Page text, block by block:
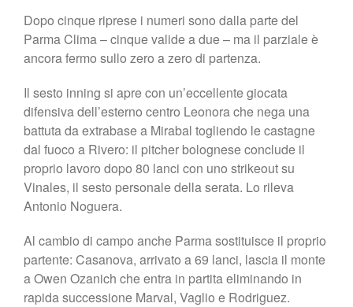
Dopo cinque riprese i numeri sono dalla parte del
Parma Clima – cinque valide a due – ma il parziale è
ancora fermo sullo zero a zero di partenza.
Il sesto inning si apre con un’eccellente giocata
difensiva dell’esterno centro Leonora che nega una
battuta da extrabase a Mirabal togliendo le castagne
dal fuoco a Rivero: il pitcher bolognese conclude il
proprio lavoro dopo 80 lanci con uno strikeout su
Vinales, il sesto personale della serata. Lo rileva
Antonio Noguera.
Al cambio di campo anche Parma sostituisce il proprio
partente: Casanova, arrivato a 69 lanci, lascia il monte
a Owen Ozanich che entra in partita eliminando in
rapida successione Marval, Vaglio e Rodriguez.